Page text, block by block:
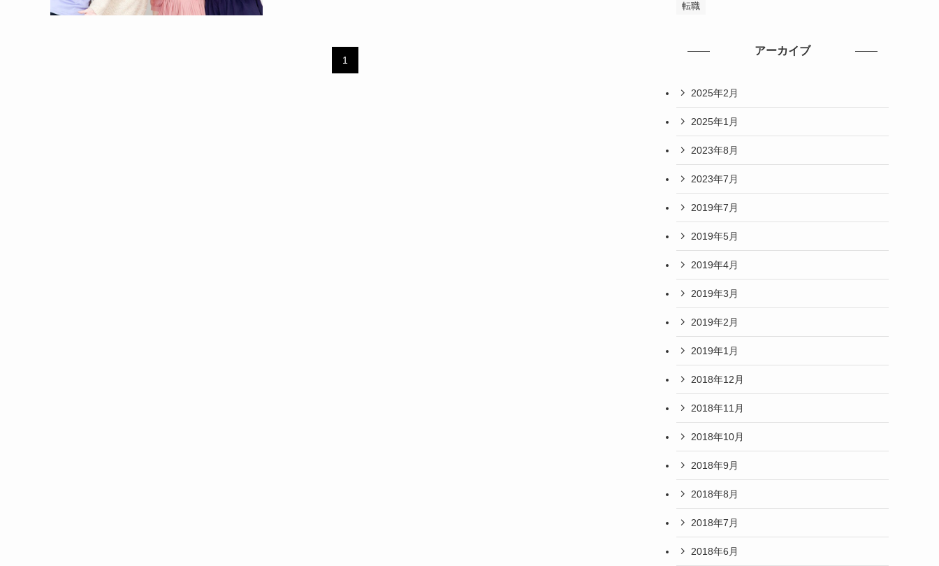
1
転職
アーカイブ
2025年2月
2025年1月
2023年8月
2023年7月
2019年7月
2019年5月
2019年4月
2019年3月
2019年2月
2019年1月
2018年12月
2018年11月
2018年10月
2018年9月
2018年8月
2018年7月
2018年6月